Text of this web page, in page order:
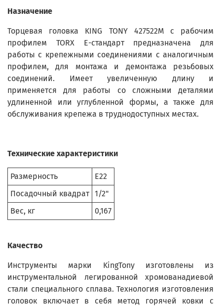
Назначение
Торцевая головка KING TONY 427522M с рабочим
профилем TORX Е-стандарт предназначена для
работы с крепежными соединениями с аналогичным
профилем, для монтажа и демонтажа резьбовых
соединений. Имеет увеличенную длину и
применяется для работы со сложными деталями
удлиненной или углубленной формы, а также для
обслуживания крепежа в труднодоступных местах.
Технические характеристики
Размерность
E22
Посадочный квадрат 1/2"
Вес, кг
0,167
Качество
Инструменты марки KingTony изготовлены из
инструментальной легированной хромованадиевой
стали специального сплава. Технология изготовления
головок включает в себя метод горячей ковки с